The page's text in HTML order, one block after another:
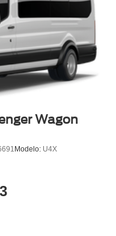
Wagon
Modelo: U4X